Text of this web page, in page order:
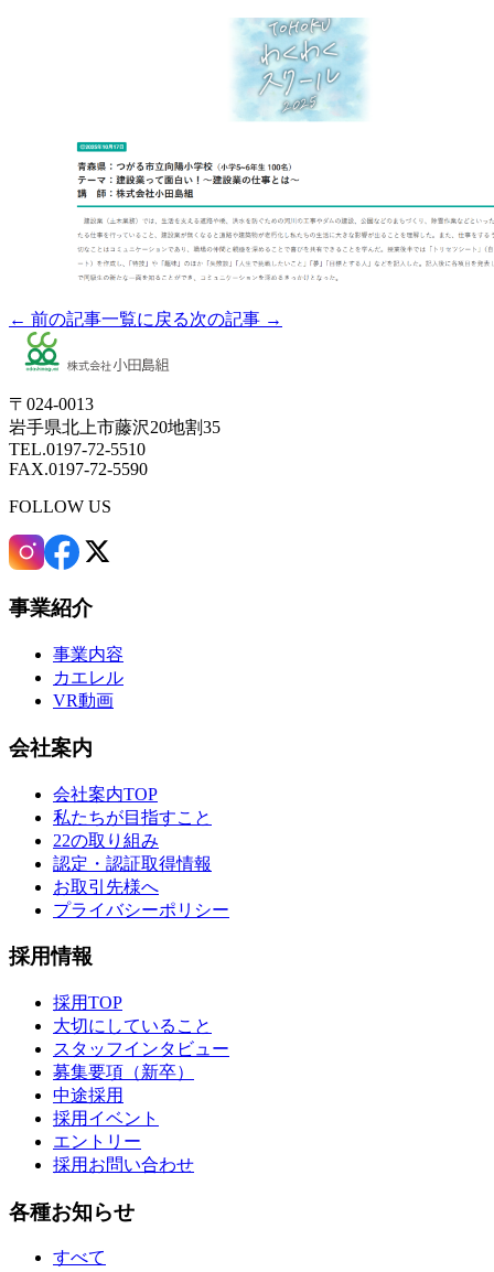
← 前の記事一覧に戻る次の記事 →
〒024-0013
岩手県北上市藤沢20地割35
TEL.0197-72-5510
FAX.0197-72-5590
FOLLOW US
事業紹介
事業内容
カエレル
VR動画
会社案内
会社案内TOP
私たちが目指すこと
22の取り組み
認定・認証取得情報
お取引先様へ
プライバシーポリシー
採用情報
採用TOP
大切にしていること
スタッフインタビュー
募集要項（新卒）
中途採用
採用イベント
エントリー
採用お問い合わせ
各種お知らせ
すべて